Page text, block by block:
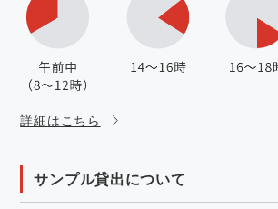
詳細はこちら
サンプル貸出について